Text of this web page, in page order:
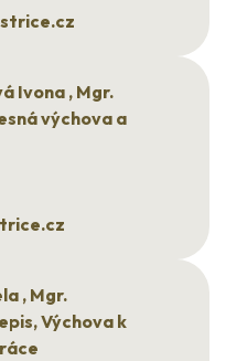
Ivona , Mgr.
výchova a
, Mgr.
Výchova k